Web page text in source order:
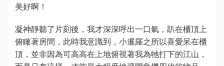
美好啊！
凝神靜聽了片刻後，我才深深呼出一口氣，趴在櫃頂上
俯瞰著房間，此時我意識到，小暹羅之所以喜愛呆在櫃
頂，並非因為可高高在上地俯視著我為牠打下的江山，